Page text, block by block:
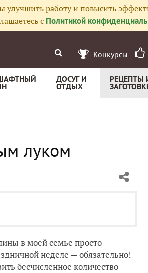
работу и повысить
с Политикой
Конкурсы
ДОСУГ И
ОТДЫХ
РЕЦЕПТЫ
луком
в моей семье просто
неделе — обязательно!
бесчисленное количество